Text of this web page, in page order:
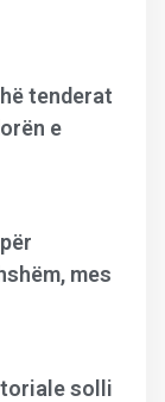
tenderat
e
mes
solli